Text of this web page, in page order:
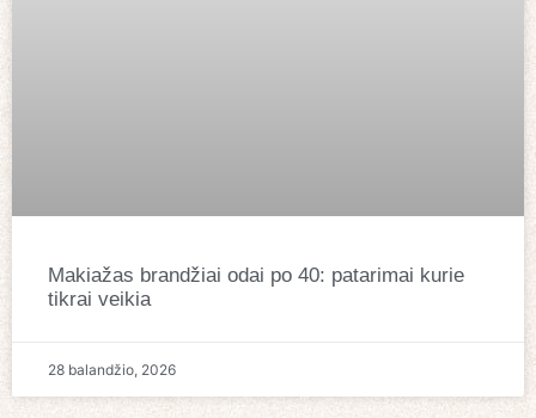
Makiažas brandžiai odai po 40: patarimai kurie
tikrai veikia
28 balandžio, 2026